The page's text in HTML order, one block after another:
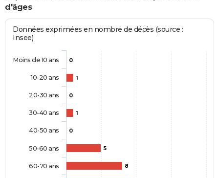
d'âges
Données exprimées en nombre de décès (source :
Insee)
0
1
0
1
0
5
8
Moins de 10 ans
10-20 ans
20-30 ans
30-40 ans
40-50 ans
50-60 ans
60-70 ans